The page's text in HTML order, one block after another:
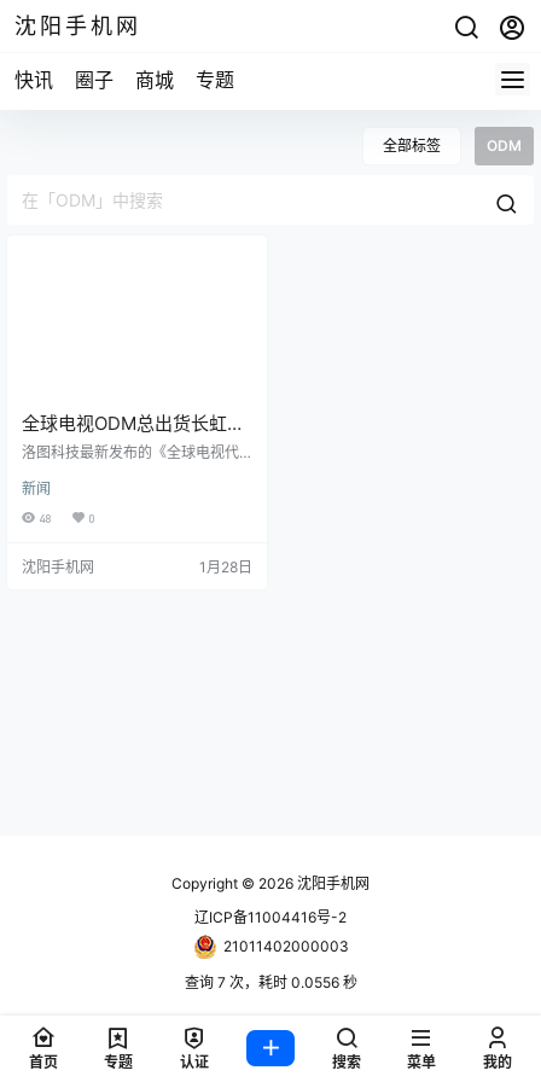
沈阳手机网
快讯 圈子 商城 专题
全部标签 ODM
全球电视ODM总出货长虹、
创维、康佳、海信连冠
洛图科技最新发布的《全球电视代
025年全球电视ODM市场（含长
虹、创维、康佳、海信自有工厂）
续增长。尽管增速较前三年有所放
新闻
48 0
沈阳手机网 1月28日
Copyright © 2026 沈阳手机网
辽ICP备11004416号-2
21011402000003
查询 7 次，耗时 0.0556 秒
首页 专题 认证 搜索 菜单 我的